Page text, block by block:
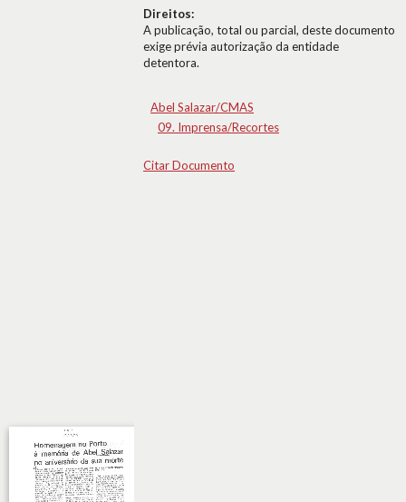
Direitos:
A publicação, total ou parcial, deste documento
exige prévia autorização da entidade
detentora.
Abel Salazar/CMAS
09. Imprensa/Recortes
Citar Documento